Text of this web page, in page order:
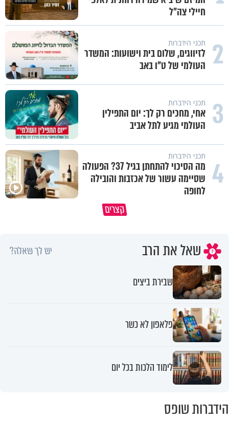
חיילי צה"ל
2 תכני הידברות
לזיווגים, שלום בית וישועות: המשדר
העולמי של ט"ו באב
3 תכני הידברות
אחי, מחכים רק לך: יום התפילין
העולמי מגיע לתל אביב
4 תכני הידברות
מה הסיכוי להתחתן בגיל 37? הפעולה
שסיימה עשור של אכזבות והובילה
לחופה
קצרים
תהיו אהרון הכהן - תשכינו שלום
כל קושי שחווית היה ניסיון
שאל את הרב יש לך שאלה?
שבירת ביצים
פלאפון לא כשר
לימוד הלכות בכל יום
הידברות שופס